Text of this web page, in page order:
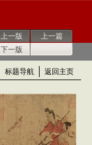
上一版
下一版
上一篇
标题导航 返回主页